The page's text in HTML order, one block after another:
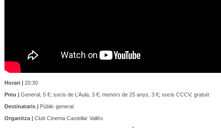
Horari |20:30
Preu |General, 5 €; socis de L’Aula, 3 €; menors de 25 anys, 3 €; socis CCCV, gratuït
Destinataris |Públic general
Organitza |Club Cinema Castellar Vallès